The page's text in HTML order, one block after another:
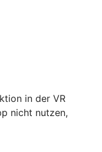
in der VR
nicht nutzen,